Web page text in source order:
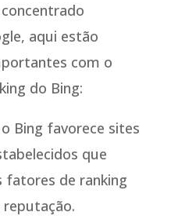
aqui estão
com o
do Bing:
Bing favorece sites
que
fatores de ranking
reputação.